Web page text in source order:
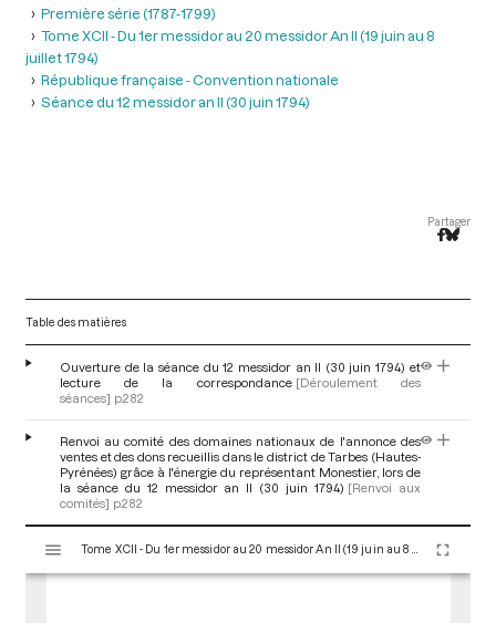
Première série (1787-1799)
Tome XCII - Du 1er messidor au 20 messidor An II (19 juin au 8
juillet 1794)
République française - Convention nationale
Séance du 12 messidor an II (30 juin 1794)
Partager
Table des matières
Ouverture de la séance du 12 messidor an II (30 juin 1794) et
lecture de la correspondance [Déroulement des
séances] p.282
Renvoi au comité des domaines nationaux de l'annonce des
ventes et des dons recueillis dans le district de Tarbes (Hautes-
Pyrénées) grâce à l'énergie du représentant Monestier, lors de
la séance du 12 messidor an II (30 juin 1794) [Renvoi aux
comités] p.282
s